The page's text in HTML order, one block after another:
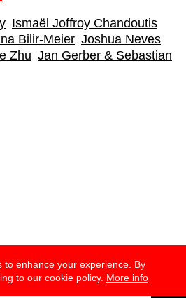
to enhance your experience. By
to our cookie policy. More info
Ismaël Joffroy Chandoutis
Bilir-Meier Joshua Neves
Zhu Jan Gerber & Sebastian